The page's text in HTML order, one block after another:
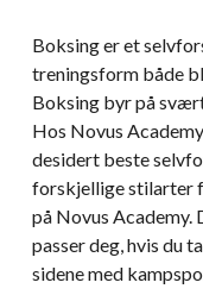
Boksing er et
treningsform både
Boksing byr på
Hos Novus
desidert beste
forskjellige stilarter
på Novus Academy.
passer deg, hvis du
sidene med